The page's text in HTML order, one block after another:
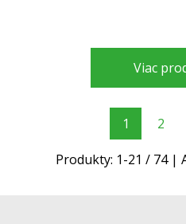
Viac
1 2
Produkty: 1-21 / 74|